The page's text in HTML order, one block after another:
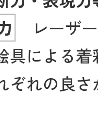
レーザ
具による
ぞれの良